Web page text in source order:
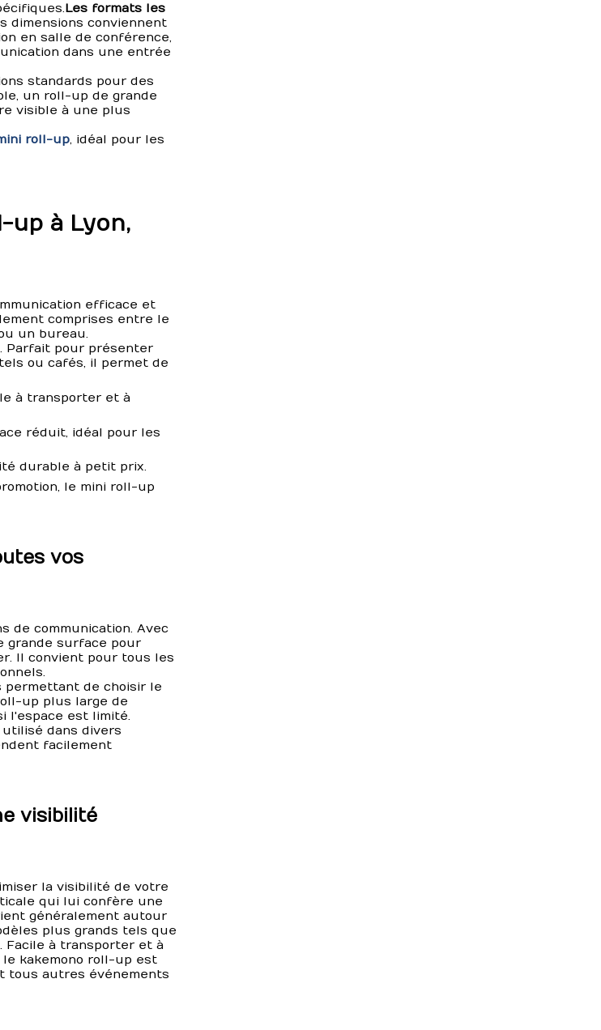
Les formats les
dimensions conviennent
en salle de conférence,
dans une entrée
standards pour des
un roll-up de grande
visible à une plus
roll-up, idéal pour les
à Lyon,
efficace et
comprises entre le
un bureau.
Parfait pour présenter
ou cafés, il permet de
à transporter et à
réduit, idéal pour les
durable à petit prix.
le mini roll-up
vos
de communication. Avec
grande surface pour
Il convient pour tous les
permettant de choisir le
up plus large de
l'espace est limité.
dans divers
facilement
visibilité
la visibilité de votre
qui lui confère une
généralement autour
plus grands tels que
Facile à transporter et à
kakemono roll-up est
tous autres événements